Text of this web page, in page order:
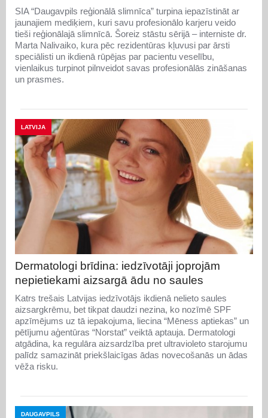
SIA “Daugavpils reģionālā slimnīca” turpina iepazīstināt ar
jaunajiem mediķiem, kuri savu profesionālo karjeru veido
tieši reģionālajā slimnīcā. Šoreiz stāstu sērijā – interniste dr.
Marta Nalivaiko, kura pēc rezidentūras kļuvusi par ārsti
speciālisti un ikdienā rūpējas par pacientu veselību,
vienlaikus turpinot pilnveidot savas profesionālās zināšanas
un prasmes.
LATVIJA
Dermatologi brīdina: iedzīvotāji joprojām
nepietiekami aizsargā ādu no saules
Katrs trešais Latvijas iedzīvotājs ikdienā nelieto saules
aizsargkrēmu, bet tikpat daudzi nezina, ko nozīmē SPF
apzīmējums uz tā iepakojuma, liecina “Mēness aptiekas” un
pētījumu aģentūras “Norstat” veiktā aptauja. Dermatologi
atgādina, ka regulāra aizsardzība pret ultravioleto starojumu
palīdz samazināt priekšlaicīgas ādas novecošanās un ādas
vēža risku.
DAUGAVPILS